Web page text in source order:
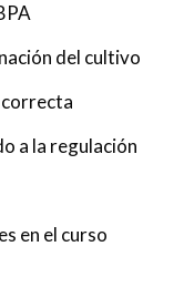
del cultivo
a la regulación
en el curso